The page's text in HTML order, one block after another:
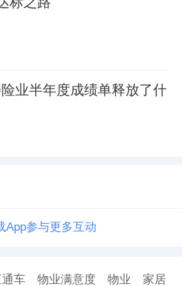
业半年度成绩单释放了什
App参与更多互动
车 物业满意度 物业 家居